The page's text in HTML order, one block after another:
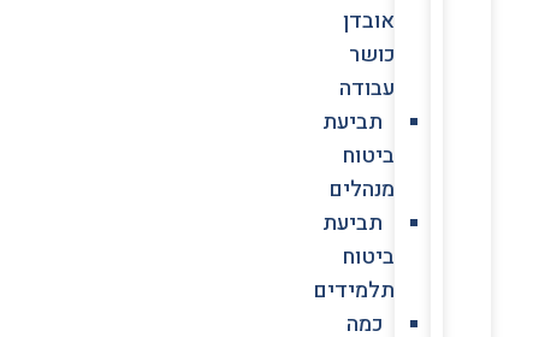
אובדן
כושר
עבודה
תביעת
ביטוח
מנהלים
תביעת
ביטוח
תלמידים
כמה